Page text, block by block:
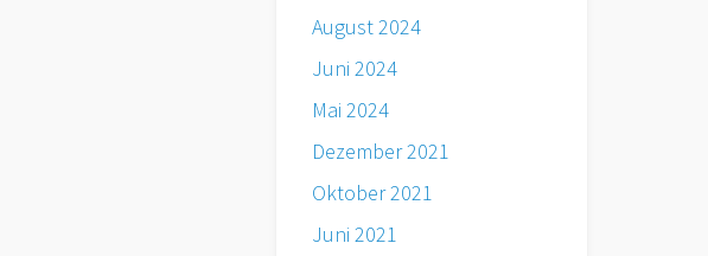
August 2024
Juni 2024
Mai 2024
Dezember 2021
Oktober 2021
Juni 2021